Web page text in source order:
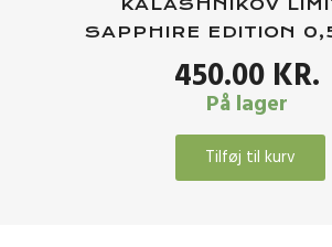
KALASHNIKOV
SAPPHIRE EDITION
450.00 KR.
På lager
Kalashnikov
Tilføj til kurv